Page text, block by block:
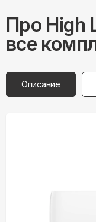
Про High
все
Описание